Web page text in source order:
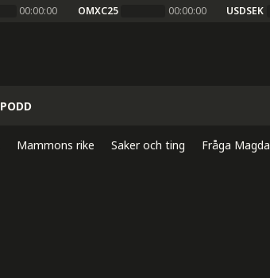
00:00:00 OMXC25 00:00:00 USDSEK
PODD
Mammons rike Saker och ting Fråga Magda